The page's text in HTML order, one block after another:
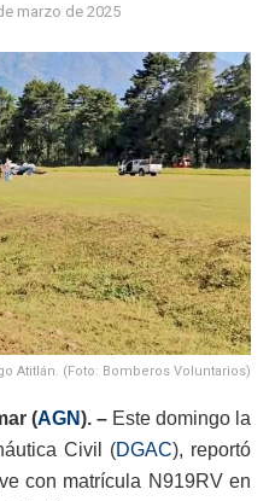
marzo de 2025
Atitlán. (Foto: Bomberos Voluntarios)
(AGN). – Este domingo la
Civil (DGAC), reportó
con matrícula N919RV en